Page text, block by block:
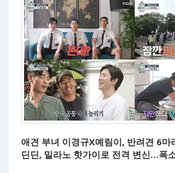
애견 부녀 이경규X예림이, 반려견 6마
딘딘, 밀라노 핫가이로 전격 변신…폭